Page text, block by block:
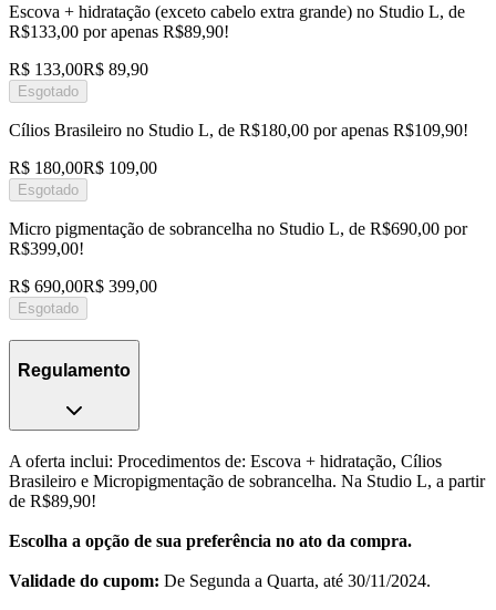
Escova + hidratação (exceto cabelo extra grande) no Studio L, de
R$133,00 por apenas R$89,90!
R$ 133,00R$ 89,90
Esgotado
Cílios Brasileiro no Studio L, de R$180,00 por apenas R$109,90!
R$ 180,00R$ 109,00
Esgotado
Micro pigmentação de sobrancelha no Studio L, de R$690,00 por
R$399,00!
R$ 690,00R$ 399,00
Esgotado
Regulamento
A oferta inclui: Procedimentos de: Escova + hidratação, Cílios
Brasileiro e Micropigmentação de sobrancelha. Na Studio L, a partir
de R$89,90!
Escolha a opção de sua preferência no ato da compra.
Validade do cupom: De Segunda a Quarta, até 30/11/2024.